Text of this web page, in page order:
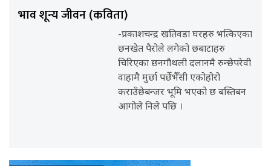
भाव शून्य जीवन (कविता)
-प्रकाशचन्द्र खतिवडा घरहरु भत्किएका
छनखेत पैरोले लगेको छबाटाहरु
चिरिएका छनगौथली दलानमै रुन्छेपरेवी
वाहामै मुर्छा पर्छेभैँसी एकोहोरो
कराउँछेबन्जर भूमि भएको छ बस्तिबन
आगोले निले पछि ।